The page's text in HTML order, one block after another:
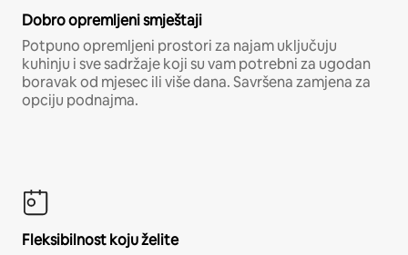
Dobro opremljeni smještaji
Potpuno opremljeni prostori za najam uključuju
kuhinju i sve sadržaje koji su vam potrebni za ugodan
boravak od mjesec ili više dana. Savršena zamjena za
opciju podnajma.
Fleksibilnost koju želite